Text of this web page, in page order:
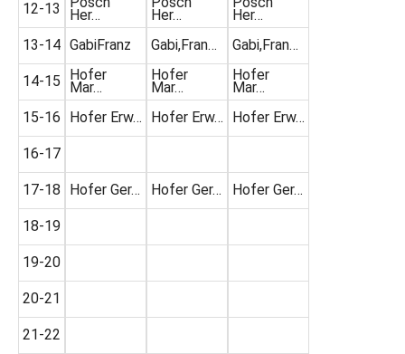
12-13
13-14
14-15
15-16
16-17
17-18
18-19
19-20
20-21
21-22
Her…
GabiFranz
Hofer
Mar…
Hofer Erw…
Hofer Ger…
Her…
Gabi,Fran…
Hofer
Mar…
Hofer Erw…
Hofer Ger…
Her…
Gabi,Fran…
Hofer
Mar…
Hofer Erw…
Hofer Ger…